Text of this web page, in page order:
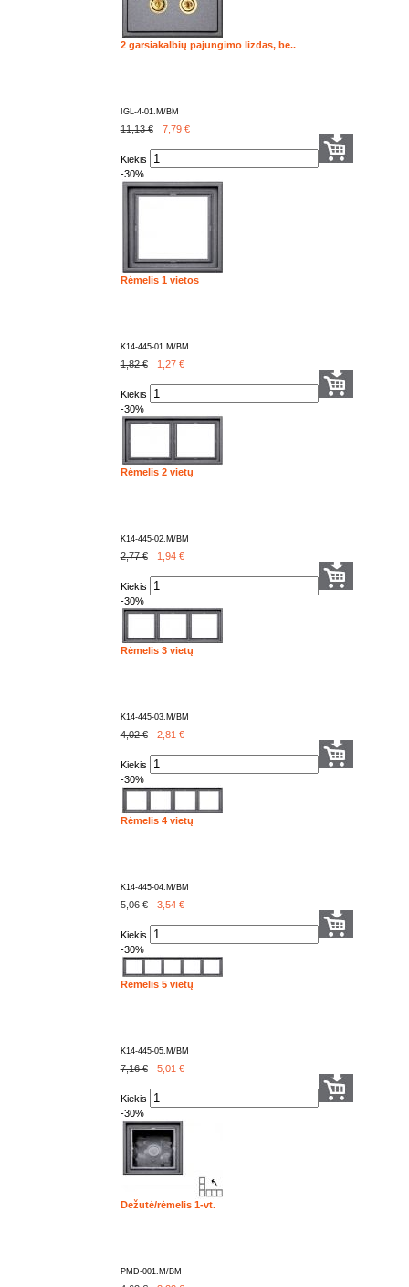
2 garsiakalbių pajungimo lizdas, be..
IGL-4-01.M/BM
11,13 € 7,79 €
Kiekis
-30%
Rėmelis 1 vietos
K14-445-01.M/BM
1,82 € 1,27 €
Kiekis
-30%
Rėmelis 2 vietų
K14-445-02.M/BM
2,77 € 1,94 €
Kiekis
-30%
Rėmelis 3 vietų
K14-445-03.M/BM
4,02 € 2,81 €
Kiekis
-30%
Rėmelis 4 vietų
K14-445-04.M/BM
5,06 € 3,54 €
Kiekis
-30%
Rėmelis 5 vietų
K14-445-05.M/BM
7,16 € 5,01 €
Kiekis
-30%
Dežutė/rėmelis 1-vt.
PMD-001.M/BM